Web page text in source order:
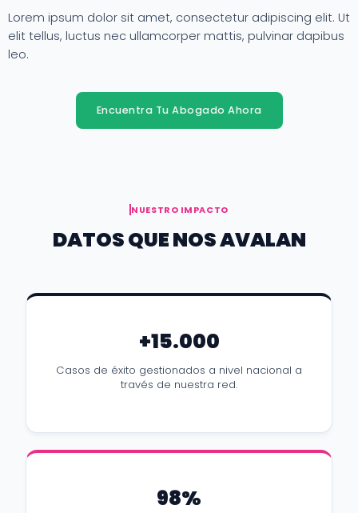
Lorem ipsum dolor sit amet, consectetur adipiscing elit. Ut
elit tellus, luctus nec ullamcorper mattis, pulvinar dapibus
leo.
Encuentra Tu Abogado Ahora
NUESTRO IMPACTO
DATOS QUE NOS AVALAN
+15.000
Casos de éxito gestionados a nivel nacional a
través de nuestra red.
98%